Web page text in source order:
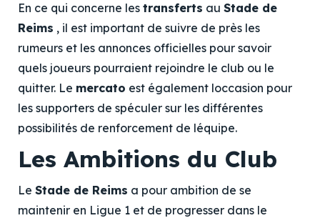
En ce qui concerne les transferts au Stade de
Reims , il est important de suivre de près les
rumeurs et les annonces officielles pour savoir
quels joueurs pourraient rejoindre le club ou le
quitter. Le mercato est également loccasion pour
les supporters de spéculer sur les différentes
possibilités de renforcement de léquipe.
Les Ambitions du Club
Le Stade de Reims a pour ambition de se
maintenir en Ligue 1 et de progresser dans le